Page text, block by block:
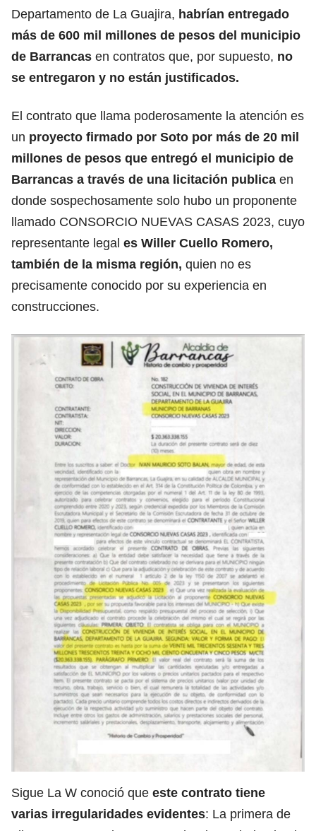
Departamento de La Guajira, habrían entregado
más de 600 mil millones de pesos del municipio
de Barrancas en contratos que, por supuesto, no
se entregaron y no están justificados.
El contrato que llama poderosamente la atención es
un proyecto firmado por Soto por más de 20 mil
millones de pesos que entregó el municipio de
Barrancas a través de una licitación publica en
donde sospechosamente solo hubo un proponente
llamado CONSORCIO NUEVAS CASAS 2023, cuyo
representante legal es Willer Cuello Romero,
también de la misma región, quien no es
precisamente conocido por su experiencia en
construcciones.
Sigue La W conoció que este contrato tiene
varias irregularidades evidentes: La primera de